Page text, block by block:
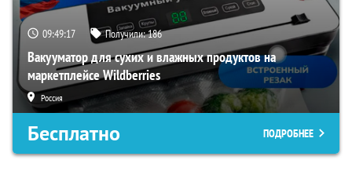
09:49:16 Получили:186
Вакууматор для сухих и влажных продуктов на
маркетплейсе Wildberries
Россия
Бесплатно ПОДРОБНЕЕ